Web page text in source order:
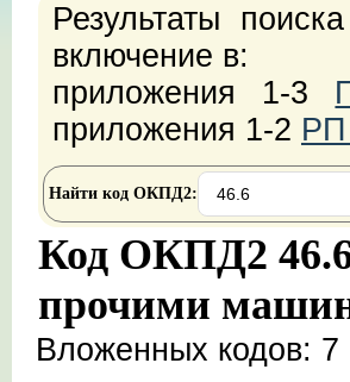
Результаты
включение в:
приложения 1-3
приложения 1-2 РП
Найти код ОКПД2:
Код ОКПД2 46.6
прочими
Вложенных кодов: 7